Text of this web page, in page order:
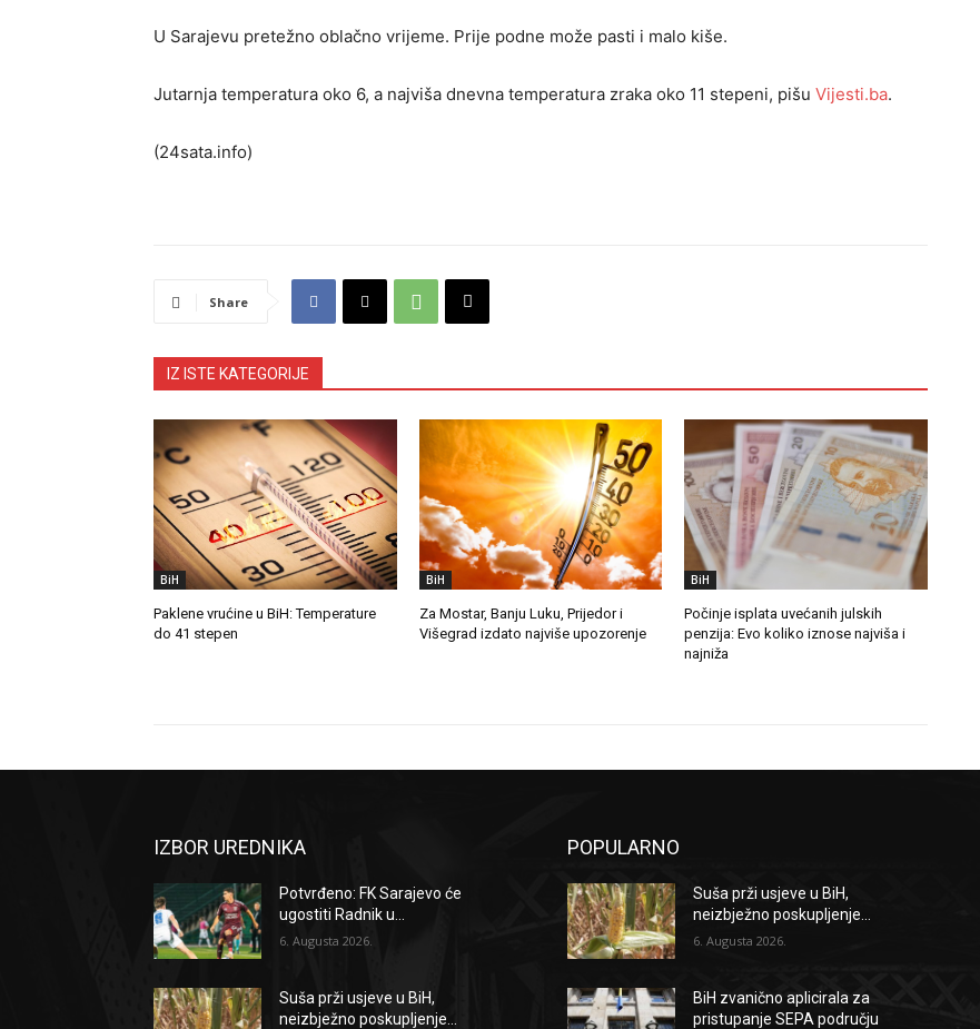
U Sarajevu pretežno oblačno vrijeme. Prije podne može pasti i malo kiše.
Jutarnja temperatura oko 6, a najviša dnevna temperatura zraka oko 11 stepeni, pišu Vijesti.ba.
(24sata.info)
Share
IZ ISTE KATEGORIJE
BiH
Paklene vrućine u BiH: Temperature
do 41 stepen
BiH
Za Mostar, Banju Luku, Prijedor i
Višegrad izdato najviše upozorenje
BiH
Počinje isplata uvećanih julskih
penzija: Evo koliko iznose najviša i
najniža
IZBOR UREDNIKA
Potvrđeno: FK Sarajevo će
ugostiti Radnik u...
6. Augusta 2026.
Suša prži usjeve u BiH,
neizbježno poskupljenje...
POPULARNO
Suša prži usjeve u BiH,
neizbježno poskupljenje...
6. Augusta 2026.
BiH zvanično aplicirala za
pristupanje SEPA području